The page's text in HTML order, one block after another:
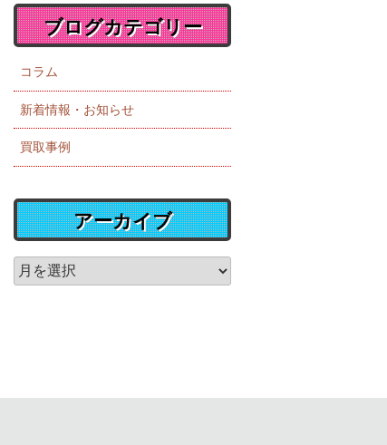
ブログカテゴリー
コラム
新着情報・お知らせ
買取事例
アーカイブ